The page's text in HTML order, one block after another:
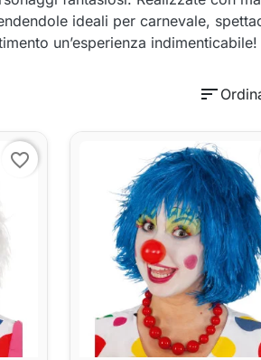
ideali per carnevale,
un’esperienza indimenticabile!
sort
favorite_border